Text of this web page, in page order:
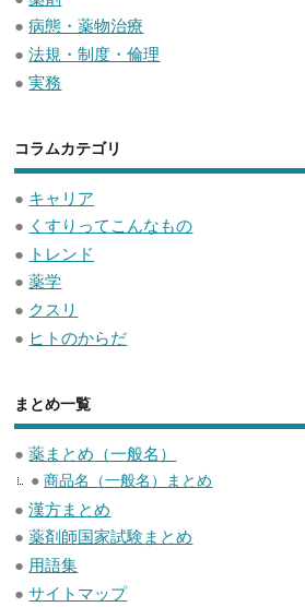
●病態・薬物治療
●法規・制度・倫理
●実務
コラムカテゴリ
● キャリア
● くすりってこんなもの
● トレンド
●薬学
● クスリ
● ヒトのからだ
まとめ一覧
●薬まとめ（一般名）
●商品名（一般名）まとめ
●漢方まとめ
●薬剤師国家試験まとめ
● 用語集
●サイトマップ